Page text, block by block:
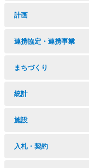
計画
連携協定・連携事業
まちづくり
統計
施設
入札・契約